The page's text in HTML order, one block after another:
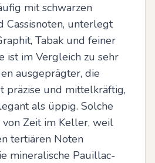
mit schwarzen
Cassisnoten, unterlegt
Tabak und feiner
ist im Vergleich zu sehr
ausgeprägter, die
präzise und mittelkräftig,
als üppig. Solche
Zeit im Keller, weil
tertiären Noten
mineralische Pauillac-